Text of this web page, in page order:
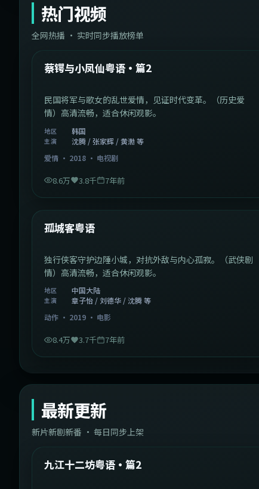
热门视频
全网热播 · 实时同步播放榜单
热门
韩国
蔡锷与小凤仙粤语·篇2
民国将军与歌女的乱世爱情，见证时代变革。（历史爱
情）高清流畅，适合休闲观影。
地区 韩国
主演
沈腾 / 张家辉 / 黄渤 等
爱情 · 2018 · 电视剧
8.6万 3.8千 7年前
热门
中国大陆
孤城客粤语
独行侠客守护边陲小城，对抗外敌与内心孤寂。（武侠剧
情）高清流畅，适合休闲观影。
地区 中国大陆
主演
章子怡 / 刘德华 / 沈腾 等
动作 · 2019 · 电影
8.4万 3.7千 7年前
最新更新
新片新剧新番 · 每日同步上架
最新
中国大陆
九江十二坊粤语·篇2